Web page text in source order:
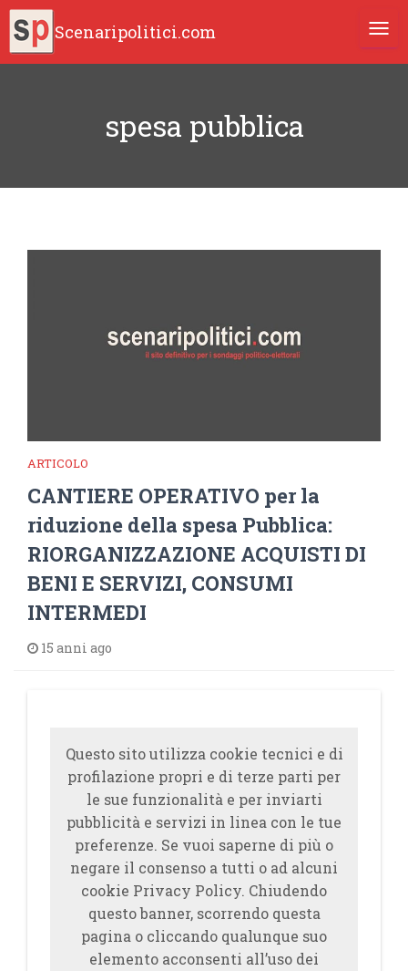
Scenaripolitici.com
spesa pubblica
ARTICOLO
CANTIERE OPERATIVO per la
riduzione della spesa Pubblica:
RIORGANIZZAZIONE ACQUISTI DI
BENI E SERVIZI, CONSUMI
INTERMEDI
15 anni ago
Questo sito utilizza cookie tecnici e di
profilazione propri e di terze parti per
le sue funzionalità e per inviarti
pubblicità e servizi in linea con le tue
preferenze. Se vuoi saperne di più o
negare il consenso a tutti o ad alcuni
cookie Privacy Policy. Chiudendo
questo banner, scorrendo questa
pagina o cliccando qualunque suo
elemento acconsenti all’uso dei